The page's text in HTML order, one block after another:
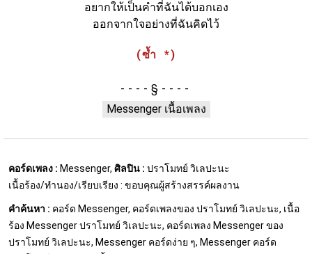
อยากให้เป็นคำที่ฉันได้บอกเอง
ออกจากใจอย่างที่ฉันคิดไว้
(ซ้ำ *)
§
Messenger เนื้อเพลง
คอร์ดเพลง : Messenger, ศิลปิน : ปราโมทย์ วิเลปะนะ
เนื้อร้อง/ทำนอง/เรียบเรียง : ขอบคุณผู้สร้างสรรค์ผลงาน
คำค้นหา : คอร์ด Messenger, คอร์ดเพลงของ ปราโมทย์ วิเลปะนะ, เนื้อ
ร้อง Messenger ปราโมทย์ วิเลปะนะ, คอร์ดเพลง Messenger ของ
ปราโมทย์ วิเลปะนะ, Messenger คอร์ดง่าย ๆ, Messenger คอร์ด